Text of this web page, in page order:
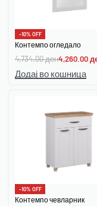
-10% OFF
Контемпо огледало
4,734.00ден4,260.00
Додај во кошница
-10% OFF
Контемпо чевларник